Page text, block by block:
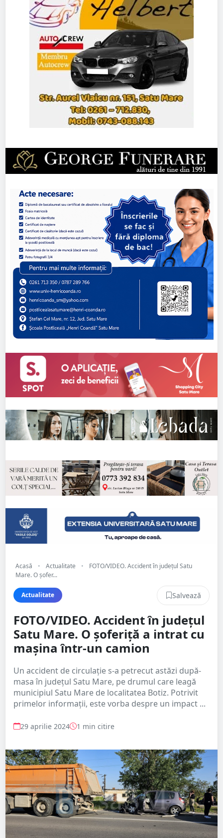
Acasă • Actualitate •
FOTO/VIDEO. Accident în județul Satu
Mare. O șofer...
Actualitate Salvează
FOTO/VIDEO. Accident în județul
Satu Mare. O șoferiță a intrat cu
mașina într-un camion
Un accident de circulație s-a petrecut astăzi după-
masa în județul Satu Mare, pe drumul care leagă
municipiul Satu Mare de localitatea Botiz. Potrivit
primelor informații, este vorba despre un impact ...
29 aprilie 2024 1 min citire